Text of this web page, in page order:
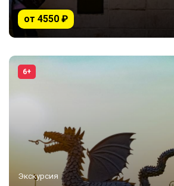
от 4550 ₽
6+
Экскурсия